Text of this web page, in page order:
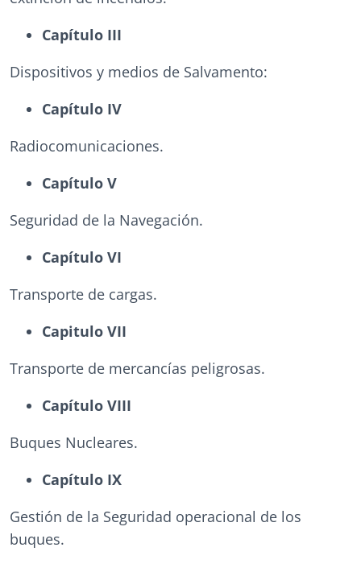
Capítulo III
Dispositivos y medios de Salvamento:
Capítulo IV
Radiocomunicaciones.
Capítulo V
Seguridad de la Navegación.
Capítulo VI
Transporte de cargas.
Capitulo VII
Transporte de mercancías peligrosas.
Capítulo VIII
Buques Nucleares.
Capítulo IX
Gestión de la Seguridad operacional de los
buques.